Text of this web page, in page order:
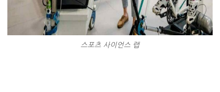
스포츠 사이언스 랩